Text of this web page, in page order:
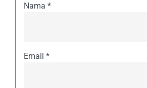
Nama *
Email *